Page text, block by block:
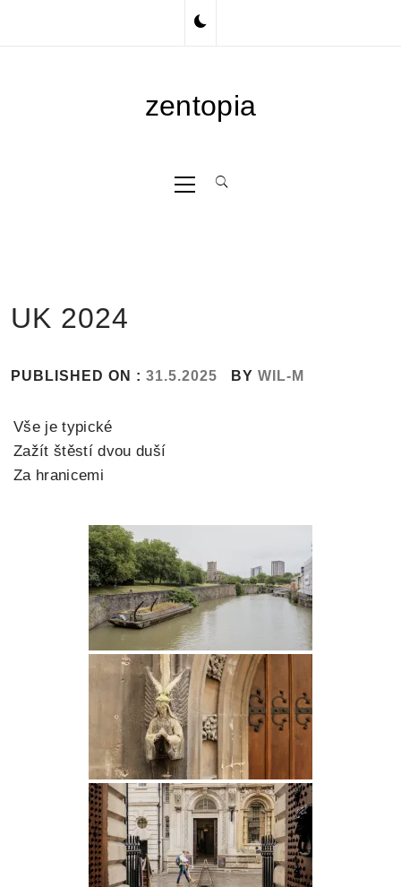
zentopia
Primary
Menu
UK 2024
PUBLISHED ON : 31.5.2025 BY WIL-M
Vše je typické
Zažít štěstí dvou duší
Za hranicemi